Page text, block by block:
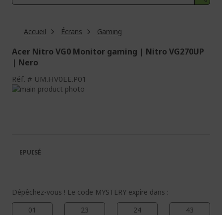
Accueil Écrans Gaming
Acer Nitro VG0 Monitor gaming | Nitro VG270UP
| Nero
Réf. UM.HV0EE.P01
Passer
galerie
d’images
Galerie
d’images
Dépêchez-vous ! Le code MYSTERY expire dans :
01
23 24 42
EPUISÉ